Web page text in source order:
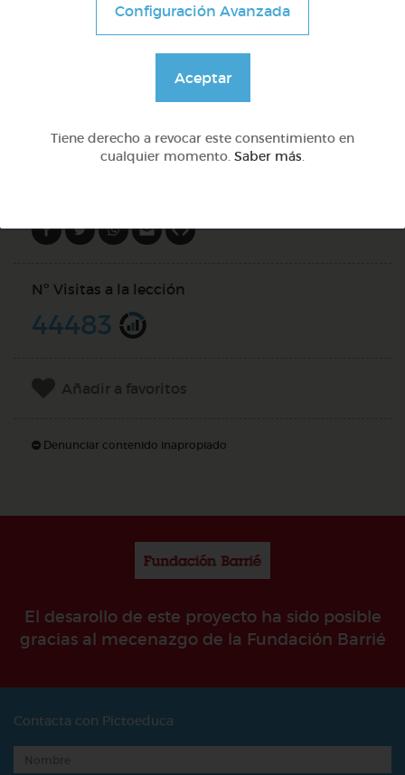
Sílabas trabadas
DOCS (4)
Nº Visitas a la lección
44483
Añadir a favoritos
Denunciar contenido inapropiado
El desarollo de este proyecto ha sido posible
gracias al mecenazgo de la Fundación Barrié
Contacta con Pictoeduca
Configuración Avanzada
Aceptar
Tiene derecho a revocar este consentimiento en
cualquier momento. Saber más.